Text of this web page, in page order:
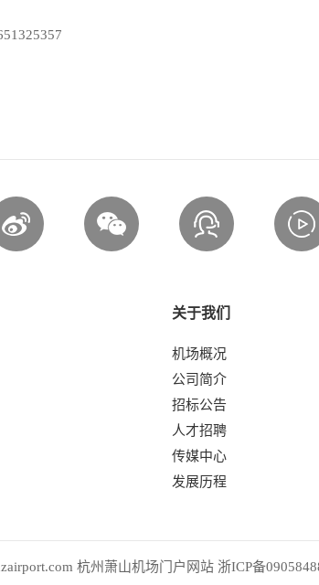
关于我们
机场概况
公司简介
招标公告
人才招聘
传媒中心
发展历程
杭州萧山机场门户网站 浙ICP备